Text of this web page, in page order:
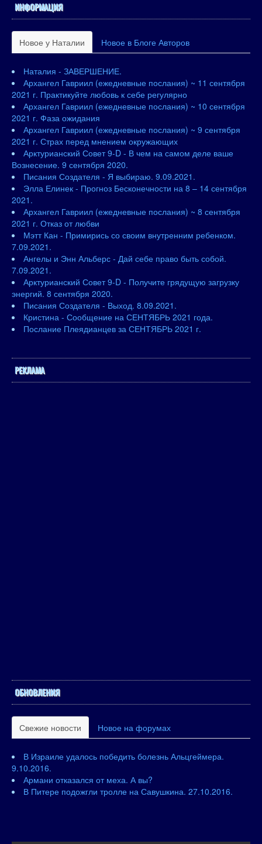
ИНФОРМАЦИЯ
Новое у Наталии Новое в Блоге Авторов
Наталия - ЗАВЕРШЕНИЕ.
Архангел Гавриил (ежедневные послания) ~ 11 сентября
2021 г. Практикуйте любовь к себе регулярно
Архангел Гавриил (ежедневные послания) ~ 10 сентября
2021 г. Фаза ожидания
Архангел Гавриил (ежедневные послания) ~ 9 сентября
2021 г. Страх перед мнением окружающих
Арктурианский Совет 9-D - В чем на самом деле ваше
Вознесение. 9 сентября 2020.
Писания Создателя - Я выбираю. 9.09.2021.
Элла Елинек - Прогноз Бесконечности на 8 – 14 сентября
2021.
Архангел Гавриил (ежедневные послания) ~ 8 сентября
2021 г. Отказ от любви
Мэтт Кан - Примирись со своим внутренним ребенком.
7.09.2021.
Ангелы и Энн Альберс - Дай себе право быть собой.
7.09.2021.
Арктурианский Совет 9-D - Получите грядущую загрузку
энергий. 8 сентября 2020.
Писания Создателя - Выход. 8.09.2021.
Кристина - Сообщение на СЕНТЯБРЬ 2021 года.
Послание Плеядианцев за СЕНТЯБРЬ 2021 г.
РЕКЛАМА
ОБНОВЛЕНИЯ
Свежие новости Новое на форумах
В Израиле удалось победить болезнь Альцгеймера.
9.10.2016.
Армани отказался от меха. А вы?
В Питере подожгли тролле на Савушкина. 27.10.2016.